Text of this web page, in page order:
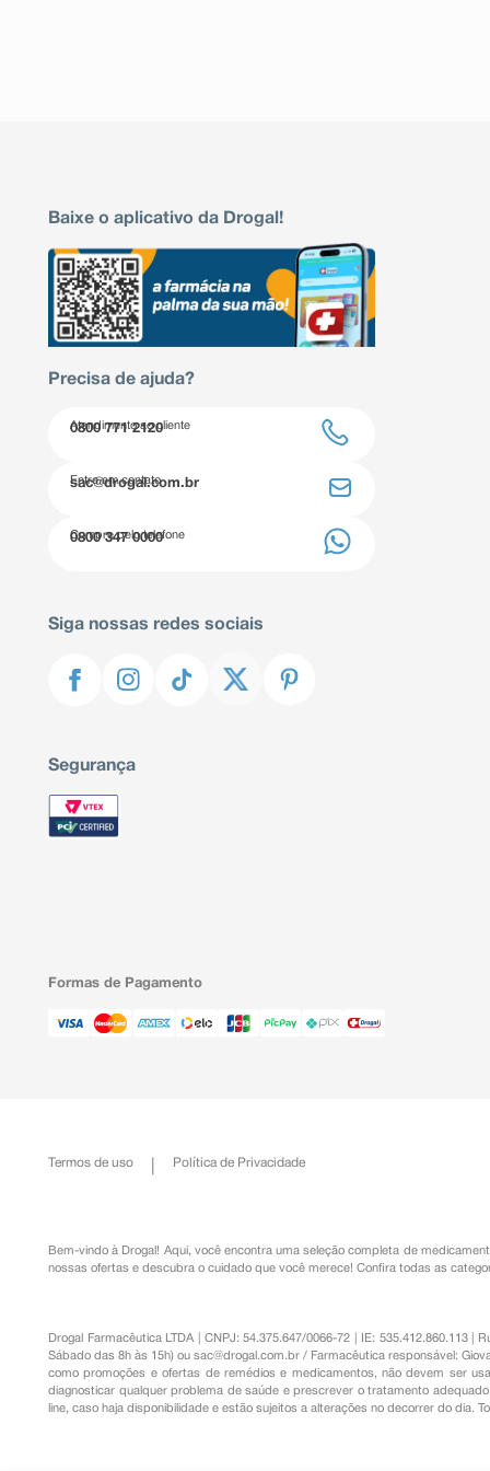
Baixe o aplicativo da Drogal!
Precisa de ajuda?
Atendimento ao cliente
0800 771 2120
Entre em contato
sac@drogal.com.br
Compre pelo telefone
0800 347 0000
Siga nossas redes sociais
Segurança
Formas de Pagamento
Termos de uso Política de Privacidade
Bem-vindo à Drogal! Aqui, você encontra uma seleção completa de
nossas ofertas e descubra o cuidado que você merece! Confira todas as
Drogal Farmacêutica LTDA | CNPJ: 54.375.647/0066-72 | IE: 535.412.860.113
Sábado das 8h às 15h) ousac@drogal.com.br / Farmacêutica responsável:
como promoções e ofertas de remédios e medicamentos, não devem ser
diagnosticar qualquer problema de saúde e prescrever o tratamento
line, caso haja disponibilidade e estão sujeitos a alterações no decorrer do dia.